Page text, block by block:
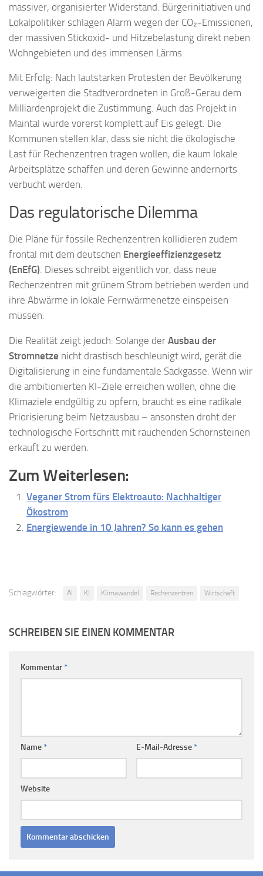
massiver, organisierter Widerstand. Bürgerinitiativen und
Lokalpolitiker schlagen Alarm wegen der CO₂-Emissionen,
der massiven Stickoxid- und Hitzebelastung direkt neben
Wohngebieten und des immensen Lärms.
Mit Erfolg: Nach lautstarken Protesten der Bevölkerung
verweigerten die Stadtverordneten in Groß-Gerau dem
Milliardenprojekt die Zustimmung. Auch das Projekt in
Maintal wurde vorerst komplett auf Eis gelegt. Die
Kommunen stellen klar, dass sie nicht die ökologische
Last für Rechenzentren tragen wollen, die kaum lokale
Arbeitsplätze schaffen und deren Gewinne andernorts
verbucht werden.
Das regulatorische Dilemma
Die Pläne für fossile Rechenzentren kollidieren zudem
frontal mit dem deutschen Energieeffizienzgesetz
(EnEfG). Dieses schreibt eigentlich vor, dass neue
Rechenzentren mit grünem Strom betrieben werden und
ihre Abwärme in lokale Fernwärmenetze einspeisen
müssen.
Die Realität zeigt jedoch: Solange der Ausbau der
Stromnetze nicht drastisch beschleunigt wird, gerät die
Digitalisierung in eine fundamentale Sackgasse. Wenn wir
die ambitionierten KI-Ziele erreichen wollen, ohne die
Klimaziele endgültig zu opfern, braucht es eine radikale
Priorisierung beim Netzausbau – ansonsten droht der
technologische Fortschritt mit rauchenden Schornsteinen
erkauft zu werden.
Zum Weiterlesen:
Veganer Strom fürs Elektroauto: Nachhaltiger
Ökostrom
Energiewende in 10 Jahren? So kann es gehen
Schlagwörter: AI KI Klimawandel Rechenzentren Wirtschaft
SCHREIBEN SIE EINEN KOMMENTAR
Kommentar *
Name * E-Mail-Adresse *
Website